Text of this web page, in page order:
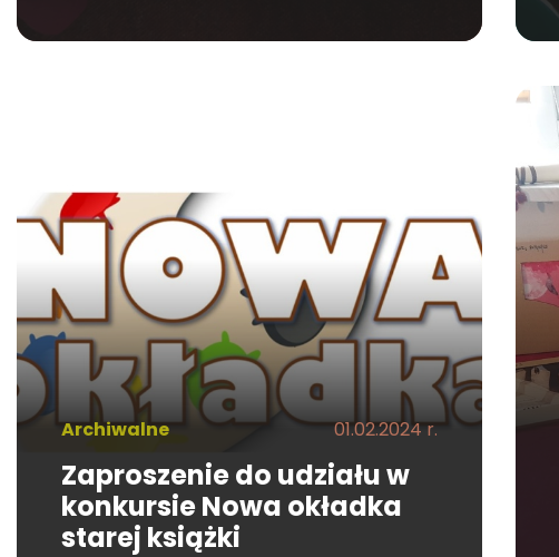
Archiwalne 01.02.2024 r.
Zaproszenie do udziału w
konkursie Nowa okładka
starej książki